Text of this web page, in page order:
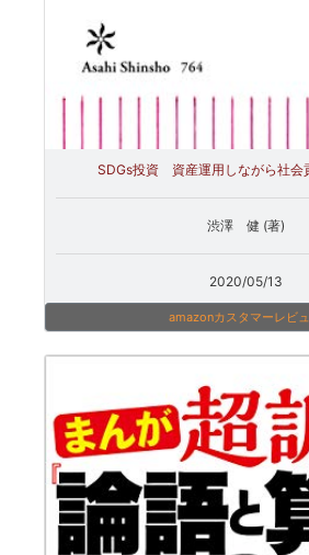
SDGs投資 資産運用しながら社会
渋澤 健 (著)
2020/05/13
amazonカスタマーレビ